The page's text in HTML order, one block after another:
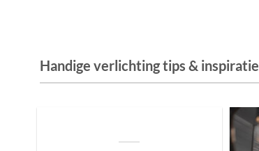
Handige verlichting tips & inspiratie